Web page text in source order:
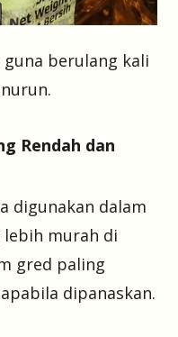
guna berulang kali
Rendah dan
digunakan dalam
murah di
gred paling
dipanaskan.